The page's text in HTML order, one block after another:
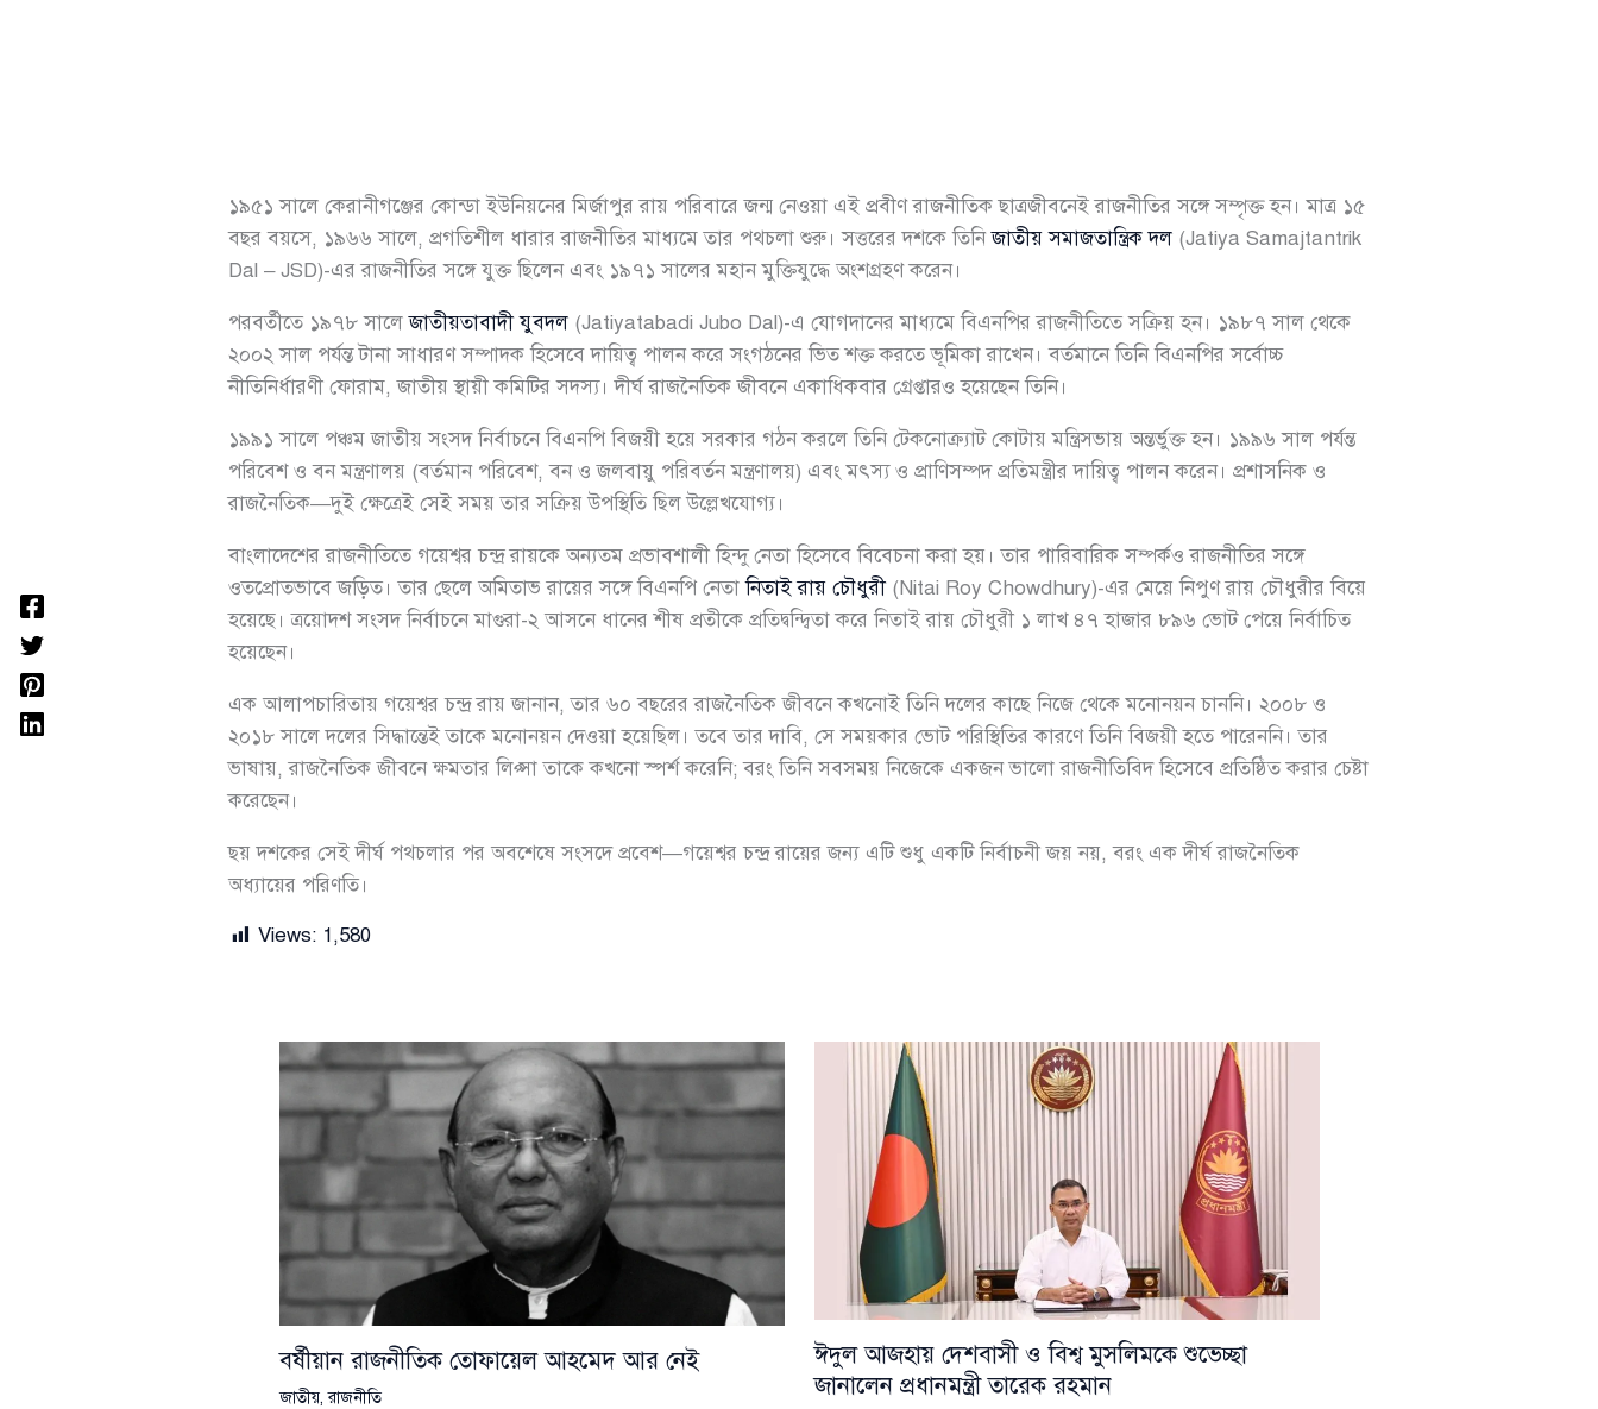
১৯৫১ সালে কেরানীগঞ্জের কোন্ডা ইউনিয়নের মির্জাপুর রায় পরিবারে জন্ম নেওয়া এই প্রবীণ রাজনীতিক ছাত্রজীবনেই রাজনীতির সঙ্গে সম্পৃক্ত হন। মাত্র ১৫
বছর বয়সে, ১৯৬৬ সালে, প্রগতিশীল ধারার রাজনীতির মাধ্যমে তার পথচলা শুরু। সত্তরের দশকে তিনিজাতীয় সমাজতান্ত্রিক দল (Jatiya Samajtantrik
Dal – JSD)-এর রাজনীতির সঙ্গে যুক্ত ছিলেন এবং ১৯৭১ সালের মহান মুক্তিযুদ্ধে অংশগ্রহণ করেন।
পরবর্তীতে ১৯৭৮ সালেজাতীয়তাবাদী যুবদল (Jatiyatabadi Jubo Dal)-এ যোগদানের মাধ্যমে বিএনপির রাজনীতিতে সক্রিয় হন। ১৯৮৭ সাল থেকে
২০০২ সাল পর্যন্ত টানা সাধারণ সম্পাদক হিসেবে দায়িত্ব পালন করে সংগঠনের ভিত শক্ত করতে ভূমিকা রাখেন। বর্তমানে তিনি বিএনপির সর্বোচ্চ
নীতিনির্ধারণী ফোরাম, জাতীয় স্থায়ী কমিটির সদস্য। দীর্ঘ রাজনৈতিক জীবনে একাধিকবার গ্রেপ্তারও হয়েছেন তিনি।
১৯৯১ সালে পঞ্চম জাতীয় সংসদ নির্বাচনে বিএনপি বিজয়ী হয়ে সরকার গঠন করলে তিনি টেকনোক্র্যাট কোটায় মন্ত্রিসভায় অন্তর্ভুক্ত হন। ১৯৯৬ সাল পর্যন্ত
পরিবেশ ও বন মন্ত্রণালয় (বর্তমান পরিবেশ, বন ও জলবায়ু পরিবর্তন মন্ত্রণালয়) এবং মৎস্য ও প্রাণিসম্পদ প্রতিমন্ত্রীর দায়িত্ব পালন করেন। প্রশাসনিক ও
রাজনৈতিক—দুই ক্ষেত্রেই সেই সময় তার সক্রিয় উপস্থিতি ছিল উল্লেখযোগ্য।
বাংলাদেশের রাজনীতিতে গয়েশ্বর চন্দ্র রায়কে অন্যতম প্রভাবশালী হিন্দু নেতা হিসেবে বিবেচনা করা হয়। তার পারিবারিক সম্পর্কও রাজনীতির সঙ্গে
ওতপ্রোতভাবে জড়িত। তার ছেলে অমিতাভ রায়ের সঙ্গে বিএনপি নেতানিতাই রায় চৌধুরী(Nitai Roy Chowdhury)-এর মেয়ে নিপুণ রায় চৌধুরীর বিয়ে
হয়েছে। ত্রয়োদশ সংসদ নির্বাচনে মাগুরা-২ আসনে ধানের শীষ প্রতীকে প্রতিদ্বন্দ্বিতা করে নিতাই রায় চৌধুরী ১ লাখ ৪৭ হাজার ৮৯৬ ভোট পেয়ে নির্বাচিত
হয়েছেন।
এক আলাপচারিতায় গয়েশ্বর চন্দ্র রায় জানান, তার ৬০ বছরের রাজনৈতিক জীবনে কখনোই তিনি দলের কাছে নিজে থেকে মনোনয়ন চাননি। ২০০৮ ও
২০১৮ সালে দলের সিদ্ধান্তেই তাকে মনোনয়ন দেওয়া হয়েছিল। তবে তার দাবি, সে সময়কার ভোট পরিস্থিতির কারণে তিনি বিজয়ী হতে পারেননি। তার
ভাষায়, রাজনৈতিক জীবনে ক্ষমতার লিপ্সা তাকে কখনো স্পর্শ করেনি; বরং তিনি সবসময় নিজেকে একজন ভালো রাজনীতিবিদ হিসেবে প্রতিষ্ঠিত করার চেষ্টা
করেছেন।
ছয় দশকের সেই দীর্ঘ পথচলার পর অবশেষে সংসদে প্রবেশ—গয়েশ্বর চন্দ্র রায়ের জন্য এটি শুধু একটি নির্বাচনী জয় নয়, বরং এক দীর্ঘ রাজনৈতিক
অধ্যায়ের পরিণতি।
Views: 1,580
বর্ষীয়ান রাজনীতিক তোফায়েল আহমেদ আর নেই
জাতীয়,রাজনীতি
ঈদুল আজহায় দেশবাসী ও বিশ্ব মুসলিমকে শুভেচ্ছা
জানালেন প্রধানমন্ত্রী তারেক রহমান